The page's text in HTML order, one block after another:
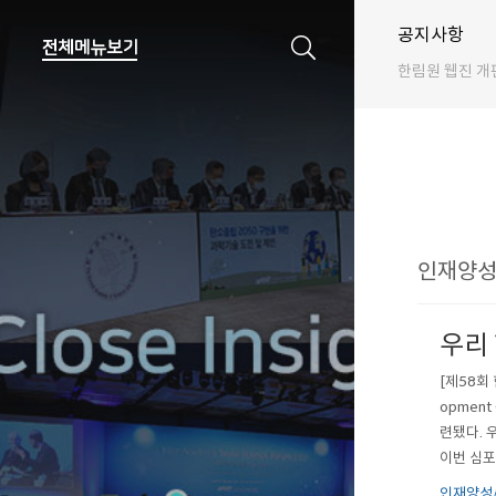
공지사항
한림원 웹진 개
인재양
우리
[제58회
opment
련됐다.
이번 심
‘산림분